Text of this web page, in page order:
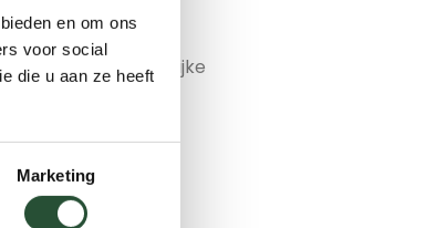
en om ons
voor social
die u aan ze heeft
Marketing
jouw persoonlijke